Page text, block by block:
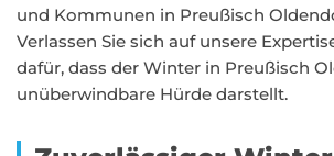
und Kommunen in Preußisch
Verlassen Sie sich auf unsere
dafür, dass der Winter in Preußisch
unüberwindbare Hürde darstellt.